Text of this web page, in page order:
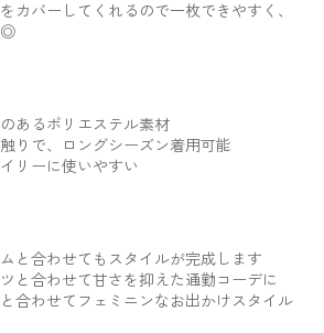
カバーしてくれるので一枚できやすく、
◎
あるポリエステル素材
りで、ロングシーズン着用可能
リーに使いやすい
と合わせてもスタイルが完成します
と合わせて甘さを抑えた通勤コーデに
合わせてフェミニンなお出かけスタイル